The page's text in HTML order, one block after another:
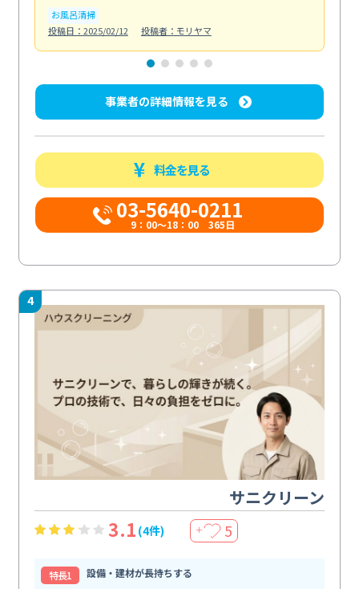
お風呂清掃
投稿日：2025/02/12
投稿者：モリヤマ
事業者の詳細情報を見る
料金を見る
03-5640-0211
9：00～18：00 365日
4
サニクリーン
3.1 (4件) ＋ 5
特⻑1
設備・建材が長持ちする